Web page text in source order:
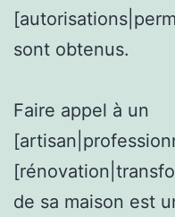
sont obtenus.
Faire appel à un
de sa maison est